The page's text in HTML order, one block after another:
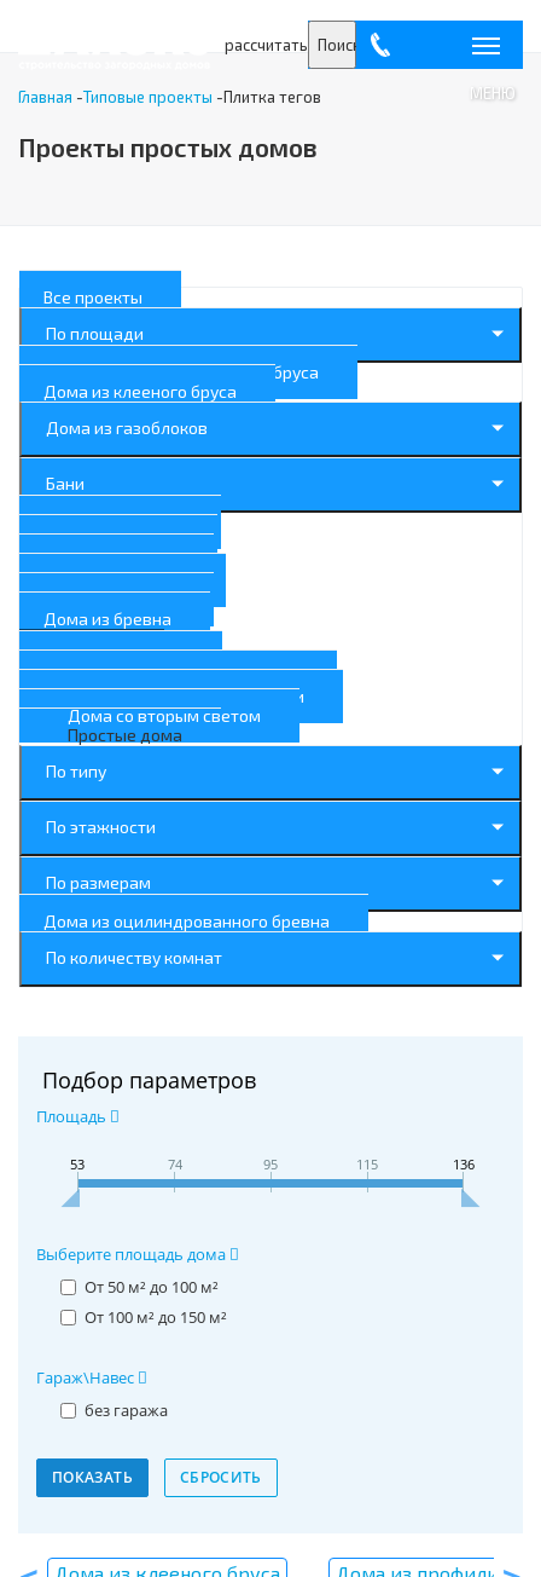
рассчитать
МЕНЮ
Поиск
Главная -Типовые проекты -Плитка тегов
Проекты простых домов
Все проекты
По площади
Дома из профилированного бруса
Дома из клееного бруса
Дома из газоблоков
Бани
Дома с балконом
Дома с террасой
Дома с гаражом
Дома с котельной
Дома с камином
Дома из бревна
Дома с сауной
Дома с односкатной крышей
Дома с панорамными окнами
Дома со вторым светом
Простые дома
По типу
По этажности
По размерам
Дома из оцилиндрованного бревна
По количеству комнат
Подбор параметров
Площадь
53 74 95 115 136
Выберите площадь дома
От 50 м² до 100 м²
От 100 м² до 150 м²
Гараж\Навес
без гаража